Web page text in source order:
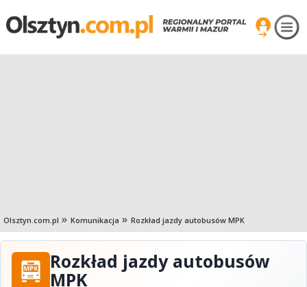
Olsztyn.com.pl Komunikacja Rozkład jazdy autobusów MPK
Rozkład jazdy autobusów
MPK